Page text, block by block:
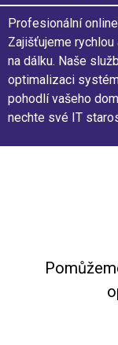
Profesionální
Zajišťujeme
na dálku. Naše
optimalizaci
pohodlí vašeho
nechte své IT